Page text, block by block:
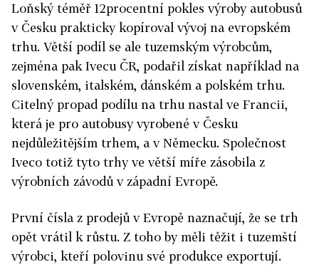
Loňský téměř 12procentní pokles výroby autobusů
v Česku prakticky kopíroval vývoj na evropském
trhu. Větší podíl se ale tuzemským výrobcům,
zejména pak Ivecu ČR, podařil získat například na
slovenském, italském, dánském a polském trhu.
Citelný propad podílu na trhu nastal ve Francii,
která je pro autobusy vyrobené v Česku
nejdůležitějším trhem, a v Německu. Společnost
Iveco totiž tyto trhy ve větší míře zásobila z
výrobních závodů v západní Evropě.
První čísla z prodejů v Evropě naznačují, že se trh
opět vrátil k růstu. Z toho by měli těžit i tuzemští
výrobci, kteří polovinu své produkce exportují.